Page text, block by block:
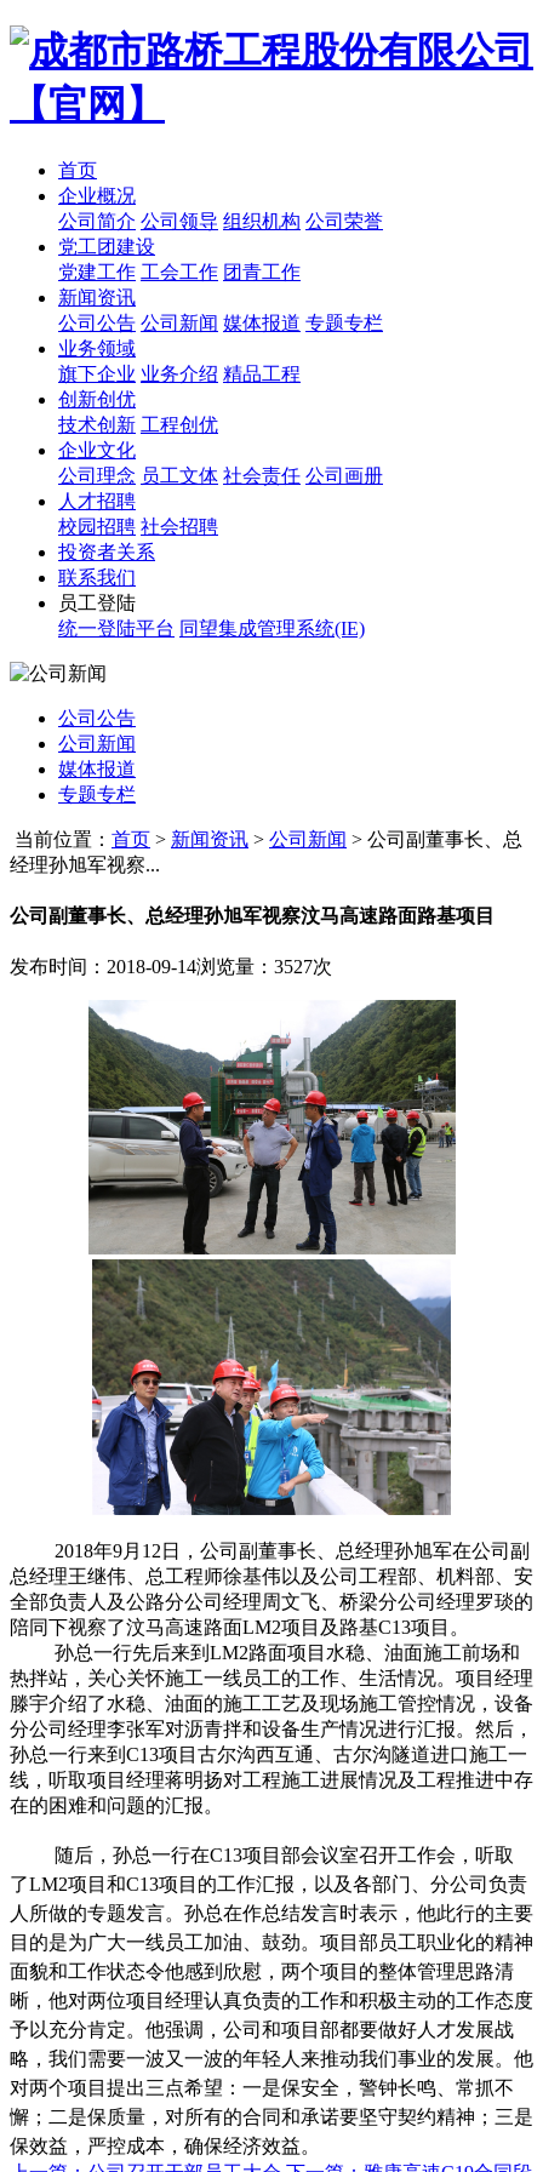
首页
企业概况
公司简介 公司领导 组织机构 公司荣誉
党工团建设
党建工作 工会工作 团青工作
新闻资讯
公司公告 公司新闻 媒体报道 专题专栏
业务领域
旗下企业 业务介绍 精品工程
创新创优
技术创新 工程创优
企业文化
公司理念 员工文体 社会责任 公司画册
人才招聘
校园招聘 社会招聘
投资者关系
联系我们
员工登陆
统一登陆平台 同望集成管理系统(IE)
公司公告
公司新闻
媒体报道
专题专栏
当前位置： 首页 > 新闻资讯 > 公司新闻 > 公司副董事长、总
经理孙旭军视察...
公司副董事长、总经理孙旭军视察汶马高速路面路基项目
发布时间：2018-09-14浏览量：3527次
2018年9月12日，公司副董事长、总经理孙旭军在公司副
总经理王继伟、总工程师徐基伟以及公司工程部、机料部、安
全部负责人及公路分公司经理周文飞、桥梁分公司经理罗琰的
陪同下视察了汶马高速路面LM2项目及路基C13项目。
孙总一行先后来到LM2路面项目水稳、油面施工前场和
热拌站，关心关怀施工一线员工的工作、生活情况。项目经理
滕宇介绍了水稳、油面的施工工艺及现场施工管控情况，设备
分公司经理李张军对沥青拌和设备生产情况进行汇报。然后，
孙总一行来到C13项目古尔沟西互通、古尔沟隧道进口施工一
线，听取项目经理蒋明扬对工程施工进展情况及工程推进中存
在的困难和问题的汇报。
随后，孙总一行在C13项目部会议室召开工作会，听取
了LM2项目和C13项目的工作汇报，以及各部门、分公司负责
人所做的专题发言。孙总在作总结发言时表示，他此行的主要
目的是为广大一线员工加油、鼓劲。项目部 员工职业化的精神
面貌和工作状态令他感到欣慰，两个项目的整体管理思路清
晰，他对两位项目经理认真负责的工作和积极主动的工作态度
予以充分肯定。他强调，公司和项目部都要做好人才发展战
略，我们需要一波又一波的年轻人来推动我们事业的发展。他
对两个项目提出三点希望：一是保安全，警钟长鸣、常抓不
懈；二是保质量，对所有的合同和承诺要坚守契约精神；三是
保效益，严控成本，确保经济效益。